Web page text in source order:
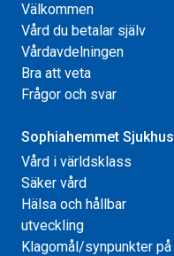
Välkommen
Vård du betalar själv
Vårdavdelningen
Bra att veta
Frågor och svar
Sophiahemmet Sjukhus
Vård i världsklass
Säker vård
Hälsa och hållbar
utveckling
Klagomål/synpunkter på